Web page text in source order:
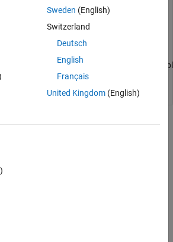
of theSimscape™
used for kinematic analysis.
Sweden (English)
Switzerland
Deutsch
English
Français
United Kingdom(English)